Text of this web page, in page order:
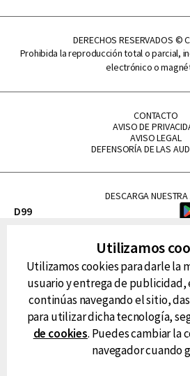
DERECHOS RESERVADOS ©
Prohibida la reproducción total o parcial,
electrónico o
CONTACTO
AVISO DE
AVISO LEGAL
DEFENSORÍA DE LAS
DESCARGA
D99
FM Tu
RG Deportiva
Classic FM
Utilizamos
Utilizamos cookies para darle la
usuario y entrega de publicidad,
continúas navegando el sitio,
para utilizar dicha tecnología,
de cookies. Puedes cambiar la
navegador cuando